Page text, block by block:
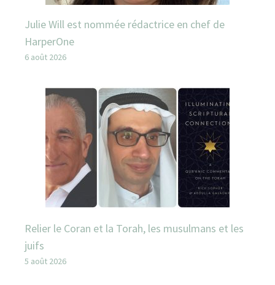
Julie Will est nommée rédactrice en chef de
HarperOne
6 août 2026
Relier le Coran et la Torah, les musulmans et les
juifs
5 août 2026